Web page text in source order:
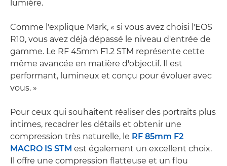
lumière.
Comme l'explique Mark, « si vous avez choisi l'EOS
R10, vous avez déjà dépassé le niveau d'entrée de
gamme. Le RF 45mm F1.2 STM représente cette
même avancée en matière d'objectif. Il est
performant, lumineux et conçu pour évoluer avec
vous. »
Pour ceux qui souhaitent réaliser des portraits plus
intimes, recadrer les détails et obtenir une
compression très naturelle, le RF 85mm F2
MACRO IS STM est également un excellent choix.
Il offre une compression flatteuse et un flou